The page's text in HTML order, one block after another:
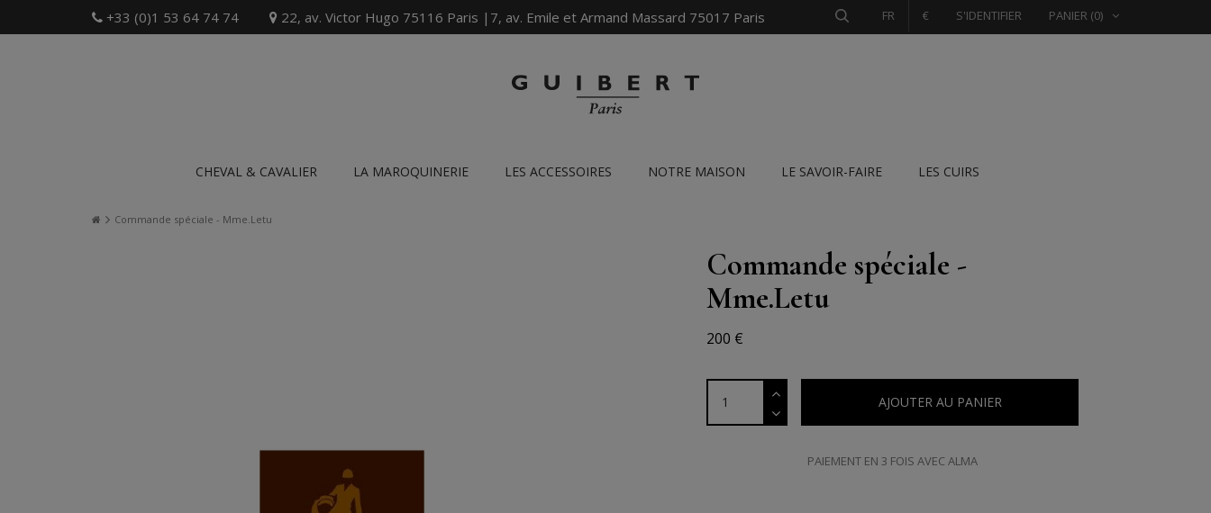
+33 (0)1 53 64 74 74 22, av. Victor Hugo 75116 Paris |7, av. Emile et Armand Massard 75017 Paris PANIER (0)
S'IDENTIFIER
€
FR
CHEVAL & CAVALIER LA MAROQUINERIE LES ACCESSOIRES NOTRE MAISON LE SAVOIR-FAIRE LES CUIRS
Commande spéciale - Mme.Letu
Commande spéciale -
Mme.Letu
200 €
AJOUTER AU PANIER
PAIEMENT EN 3 FOIS AVEC ALMA